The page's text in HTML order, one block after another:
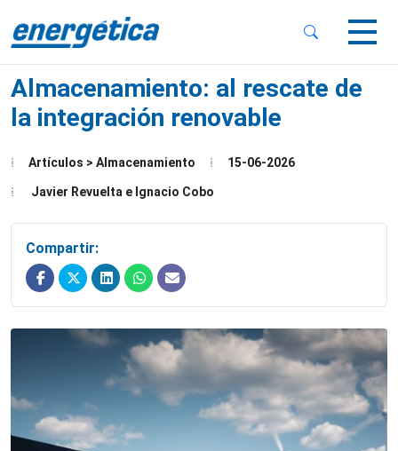
Menu
Almacenamiento: al rescate de
la integración renovable
Artículos > Almacenamiento 15-06-2026
Javier Revuelta e Ignacio Cobo
Compartir: